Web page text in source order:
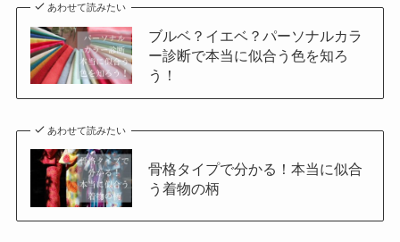
あわせて読みたい
ブルベ？イエベ？パーソナルカラ
ー診断で本当に似合う色を知ろ
う！
あわせて読みたい
骨格タイプで分かる！本当に似合
う着物の柄